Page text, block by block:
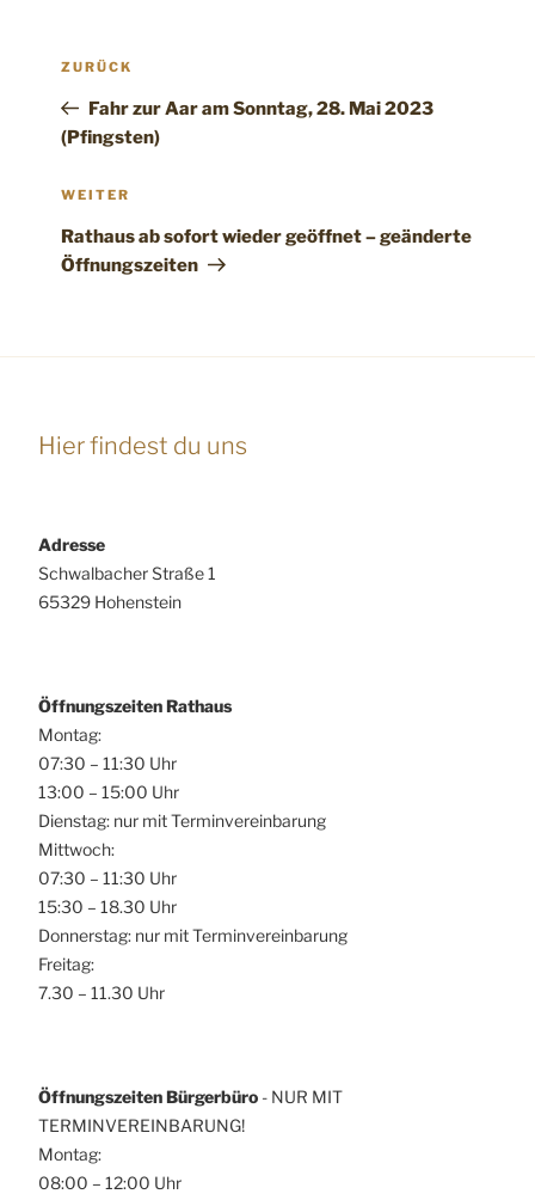
Vorheriger
ZURÜCK
Fahr zur Aar am Sonntag, 28. Mai 2023
(Pfingsten)
Nächster
WEITER
Rathaus ab sofort wieder geöffnet – geänderte
Öffnungszeiten
Hier findest du uns
Adresse
Schwalbacher Straße 1
65329 Hohenstein
Öffnungszeiten Rathaus
Montag:
07:30 – 11:30 Uhr
13:00 – 15:00 Uhr
Dienstag: nur mit Terminvereinbarung
Mittwoch:
07:30 – 11:30 Uhr
15:30 – 18.30 Uhr
Donnerstag: nur mit Terminvereinbarung
Freitag:
7.30 – 11.30 Uhr
Öffnungszeiten Bürgerbüro - NUR MIT
TERMINVEREINBARUNG!
Montag:
08:00 – 12:00 Uhr